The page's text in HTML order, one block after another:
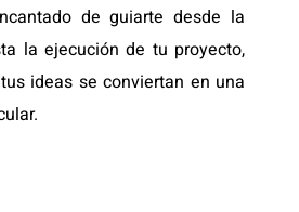
de guiarte desde la
la ejecución de tu proyecto,
ideas se conviertan en una